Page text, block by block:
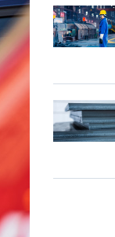
цен
режущую
машину
цены
на
расти
здорового
цены
на